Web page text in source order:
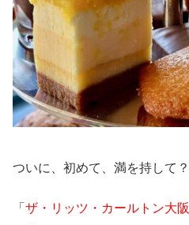
ついに、初めて、満を持して？
「 ザ・リッツ・カールトン大阪